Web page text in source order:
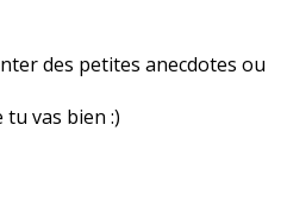
des petites anecdotes ou
tu vas bien :)